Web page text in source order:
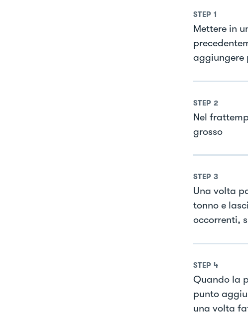
STEP 1
Mettere in
aggiungere
STEP 2
Nel
grosso
STEP 3
Una volta
tonno e
occorrenti,
STEP 4
Quando la
punto
una volta